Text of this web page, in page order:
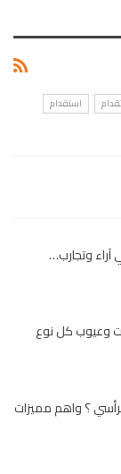
استقدام
آراء وتجارب…
؟ واهم مميزات